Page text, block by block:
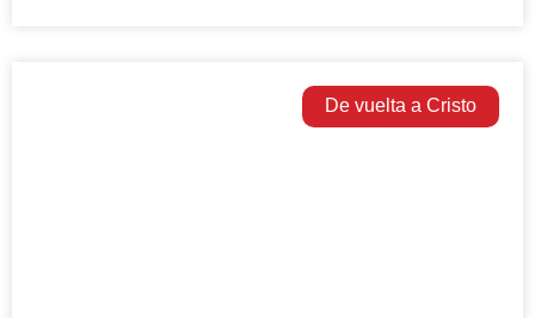
De vuelta a Cristo